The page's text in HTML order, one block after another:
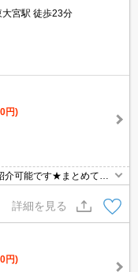
宮駅 徒歩23分
円)
可能です★まとめてご
１の★タウンハウジング
詳細を見る
円)